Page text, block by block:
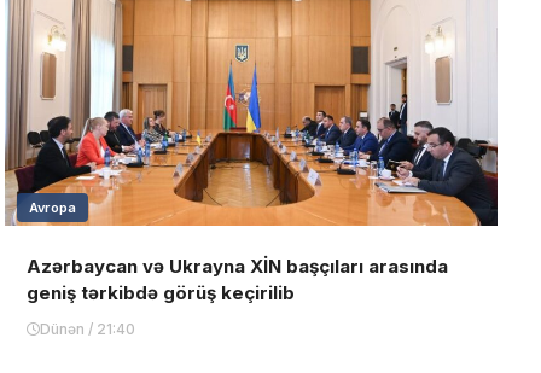
Avropa
Azərbaycan və Ukrayna XİN başçıları arasında
geniş tərkibdə görüş keçirilib
Dünən / 21:40